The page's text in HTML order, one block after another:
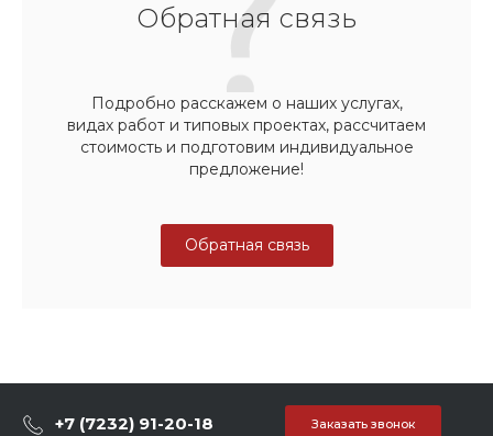
Обратная связь
Подробно расскажем о наших услугах,
видах работ и типовых проектах, рассчитаем
стоимость и подготовим индивидуальное
предложение!
Обратная связь
+7 (7232) 91-20-18 Заказать звонок